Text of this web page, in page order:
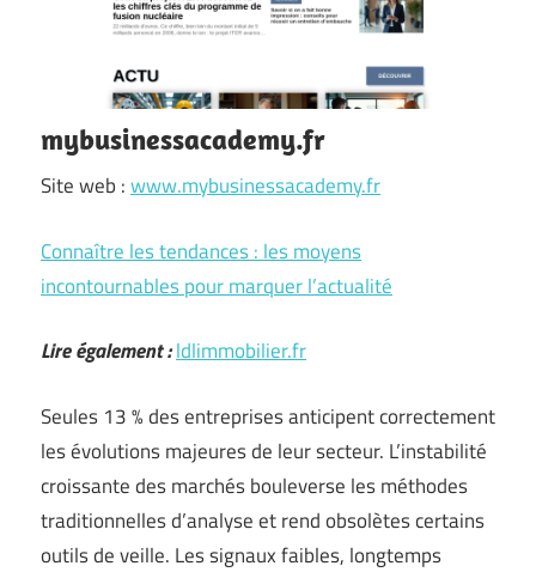
mybusinessacademy.fr
Site web :www.mybusinessacademy.fr
Connaître les tendances : les moyens
incontournables pour marquer l’actualité
Lire également :ldlimmobilier.fr
Seules 13 % des entreprises anticipent correctement
les évolutions majeures de leur secteur. L’instabilité
croissante des marchés bouleverse les méthodes
traditionnelles d’analyse et rend obsolètes certains
outils de veille. Les signaux faibles, longtemps